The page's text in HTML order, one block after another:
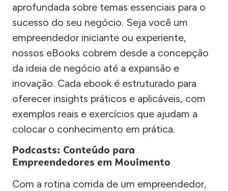
aprofundada sobre temas essenciais para o
sucesso do seu negócio. Seja você um
empreendedor iniciante ou experiente,
nossos eBooks cobrem desde a concepção
da ideia de negócio até a expansão e
inovação. Cada ebook é estruturado para
oferecer insights práticos e aplicáveis, com
exemplos reais e exercícios que ajudam a
colocar o conhecimento em prática.
Podcasts: Conteúdo para
Empreendedores em Movimento
Com a rotina corrida de um empreendedor,